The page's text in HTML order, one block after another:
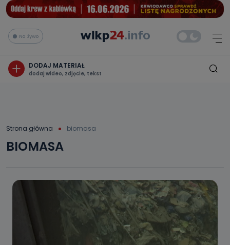
Na żywo
DODAJ MATERIAŁ
dodaj wideo, zdjęcie, tekst
Strona główna biomasa
BIOMASA